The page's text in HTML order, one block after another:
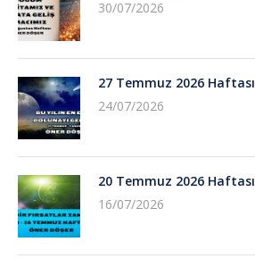
30/07/2026
27 Temmuz 2026 Haftası
24/07/2026
20 Temmuz 2026 Haftası
16/07/2026